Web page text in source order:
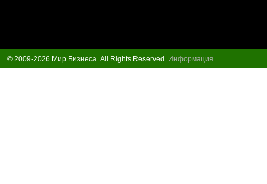
© 2009-2026 Мир Бизнеса. All Rights Reserved. Информация